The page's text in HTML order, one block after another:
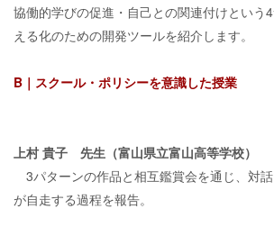
協働的学びの促進・自己との関連付けという
える化のための開発ツールを紹介します。
B｜スクール・ポリシーを意識した授業
上村 貴子 先生（富山県立富山高等学校）
3パターンの作品と相互鑑賞会を通じ、対
が自走する過程を報告。